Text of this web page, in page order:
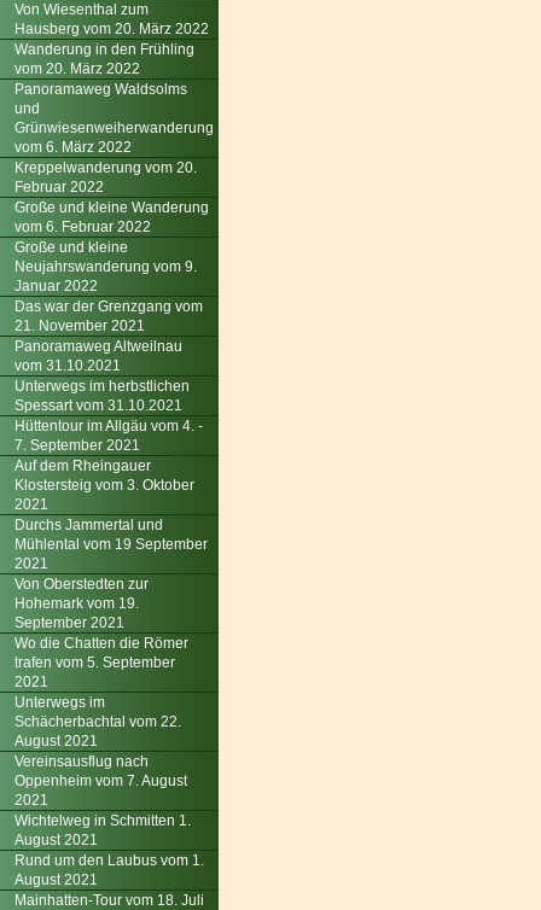
Von Wiesenthal zum
Hausberg vom 20. März 2022
Wanderung in den Frühling
vom 20. März 2022
Panoramaweg Waldsolms
und
Grünwiesenweiherwanderung
vom 6. März 2022
Kreppelwanderung vom 20.
Februar 2022
Große und kleine Wanderung
vom 6. Februar 2022
Große und kleine
Neujahrswanderung vom 9.
Januar 2022
Das war der Grenzgang vom
21. November 2021
Panoramaweg Altweilnau
vom 31.10.2021
Unterwegs im herbstlichen
Spessart vom 31.10.2021
Hüttentour im Allgäu vom 4. -
7. September 2021
Auf dem Rheingauer
Klostersteig vom 3. Oktober
2021
Durchs Jammertal und
Mühlental vom 19 September
2021
Von Oberstedten zur
Hohemark vom 19.
September 2021
Wo die Chatten die Römer
trafen vom 5. September
2021
Unterwegs im
Schächerbachtal vom 22.
August 2021
Vereinsausflug nach
Oppenheim vom 7. August
2021
Wichtelweg in Schmitten 1.
August 2021
Rund um den Laubus vom 1.
August 2021
Mainhatten-Tour vom 18. Juli